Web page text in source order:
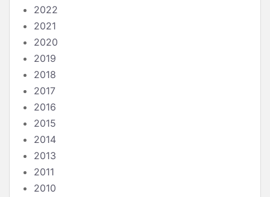
2022
2021
2020
2019
2018
2017
2016
2015
2014
2013
2011
2010